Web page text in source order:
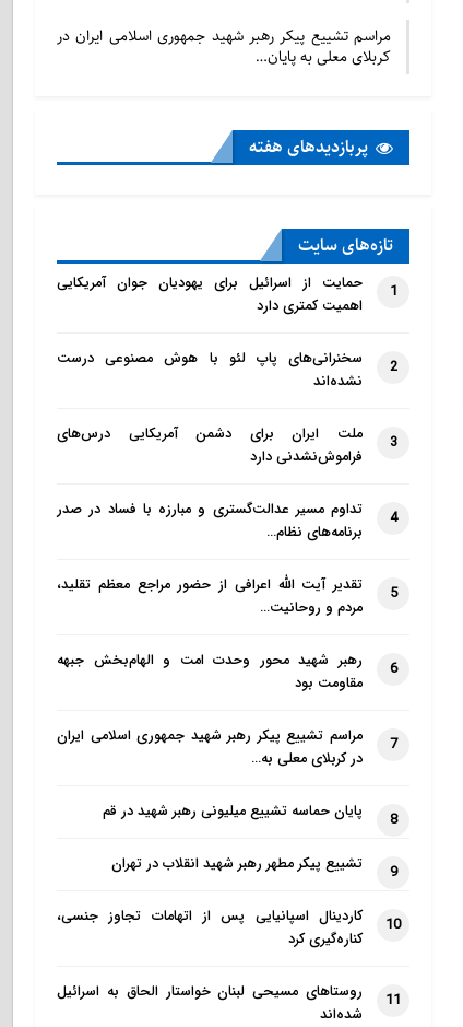
مراسم تشییع پیکر رهبر شهید جمهوری اسلامی ایران در
کربلای معلی به پایان…
پربازدید‌های هفته
تازه‌‌های سایت
1
حمایت از اسرائیل برای یهودیان جوان آمریکایی
اهمیت کمتری دارد
2
سخنرانی‌های پاپ لئو با هوش مصنوعی درست
نشده‌اند
3
ملت ایران برای دشمن آمریکایی درس‌های
فراموش‌نشدنی دارد
4
تداوم مسیر عدالت‌گستری و مبارزه با فساد در صدر
برنامه‌های نظام…
5
تقدیر آیت الله اعرافی از حضور مراجع معظم تقلید،
مردم و روحانیت…
6
رهبر شهید محور وحدت امت و الهام‌بخش جبهه
مقاومت بود
7
مراسم تشییع پیکر رهبر شهید جمهوری اسلامی ایران
در کربلای معلی به…
8 پایان حماسه تشییع میلیونی رهبر شهید در قم
9 تشییع پیکر مطهر رهبر شهید انقلاب در تهران
10
کاردینال اسپانیایی پس از اتهامات تجاوز جنسی،
کناره‌گیری کرد
11
روستاهای مسیحی لبنان خواستار الحاق به اسرائیل
شده‌اند